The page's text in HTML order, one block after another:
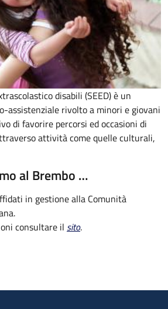
disabili (SEED) è un
assistenziale rivolto a minori e giovani
di favorire percorsi ed occasioni di
attività come quelle culturali,
al Brembo …
in gestione alla Comunità
consultare il sito.